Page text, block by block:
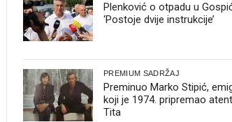
Plenković o otpadu u
‘Postoje dvije instrukcije’
PREMIUM SADRŽAJ
Preminuo Marko Stipić,
koji je 1974. pripremao
Tita